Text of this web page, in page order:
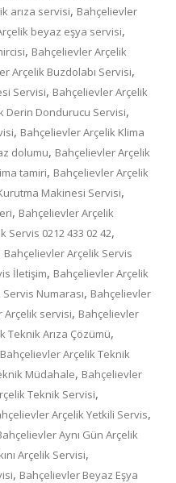
arıza servisi, Bahçelievler
beyaz eşya servisi,
, Bahçelievler Arçelik
Arçelik Buzdolabı Servisi,
Servisi, Bahçelievler Arçelik
Derin Dondurucu Servisi,
, Bahçelievler Arçelik Klima
dolumu, Bahçelievler Arçelik
tamiri, Bahçelievler Arçelik
Makinesi Servisi,
, Bahçelievler Arçelik
Servis 0212 433 02 42,
Bahçelievler Arçelik Servis
İletişim, Bahçelievler Arçelik
Numarası, Bahçelievler
Arçelik servisi, Bahçelievler
Teknik Arıza Çözümü,
Bahçelievler Arçelik Teknik
Müdahale, Bahçelievler
Teknik Servisi,
Arçelik Yetkili Servis,
Aynı Gün Arçelik
Arçelik Servisi,
, Bahçelievler Beyaz Eşya